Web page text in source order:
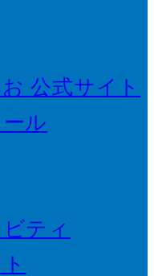
公式サイト
ル
ティ